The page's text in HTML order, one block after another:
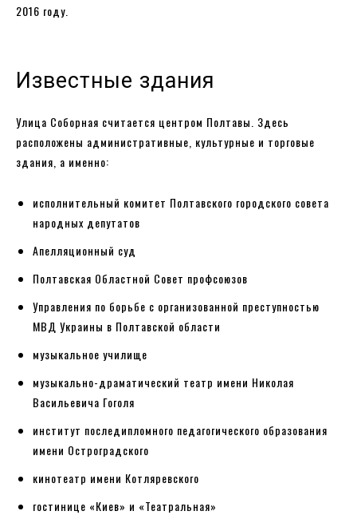
2016 году.
Известные здания
Улица Соборная считается центром Полтавы. Здесь
расположены административные, культурные и торговые
здания, а именно:
исполнительный комитет Полтавского городского совета
народных депутатов
Апелляционный суд
Полтавская Областной Совет профсоюзов
Управления по борьбе с организованной преступностью
МВД Украины в Полтавской области
музыкальное училище
музыкально-драматический театр имени Николая
Васильевича Гоголя
институт последипломного педагогического образования
имени Остроградского
кинотеатр имени Котляревского
гостинице «Киев» и «Театральная»